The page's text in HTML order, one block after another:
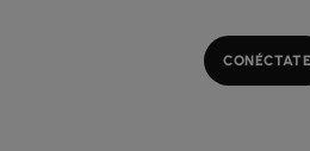
CONÉCTATE